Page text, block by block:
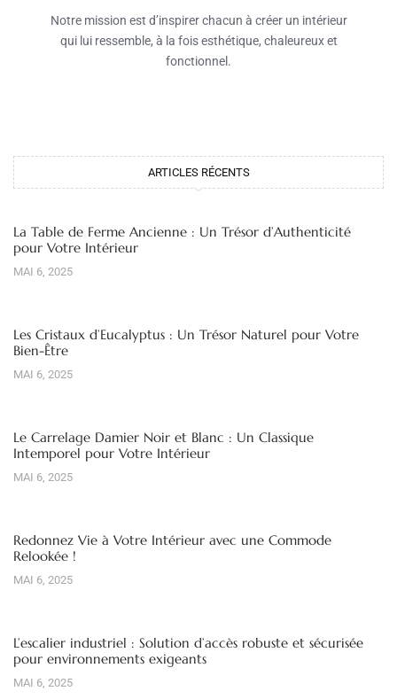
Notre mission est d’inspirer chacun à créer un intérieur
qui lui ressemble, à la fois esthétique, chaleureux et
fonctionnel.
ARTICLES RÉCENTS
La Table de Ferme Ancienne : Un Trésor d’Authenticité
pour Votre Intérieur
MAI 6, 2025
Les Cristaux d’Eucalyptus : Un Trésor Naturel pour Votre
Bien-Être
MAI 6, 2025
Le Carrelage Damier Noir et Blanc : Un Classique
Intemporel pour Votre Intérieur
MAI 6, 2025
Redonnez Vie à Votre Intérieur avec une Commode
Relookée !
MAI 6, 2025
L’escalier industriel : Solution d’accès robuste et sécurisée
pour environnements exigeants
MAI 6, 2025